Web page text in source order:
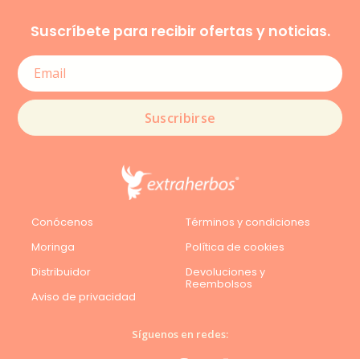
Suscríbete para recibir ofertas y noticias.
Suscribirse
Conócenos
Moringa
Distribuidor
Aviso de privacidad
Términos y condiciones
Política de cookies
Devoluciones y
Reembolsos
Síguenos en redes: